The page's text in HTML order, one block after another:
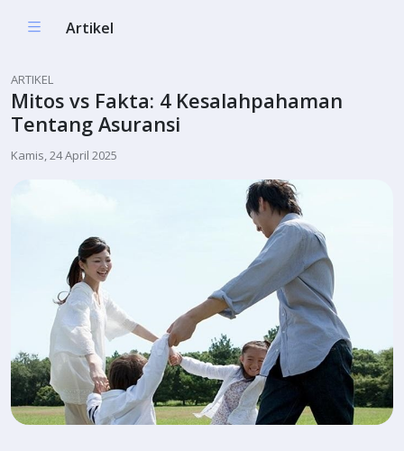
Artikel
ARTIKEL
Mitos vs Fakta: 4 Kesalahpahaman
Tentang Asuransi
Kamis, 24 April 2025